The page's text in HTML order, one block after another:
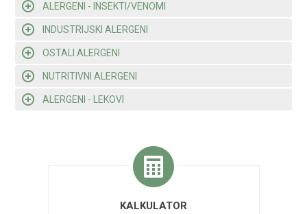
ALERGENI - INSEKTI/VENOMI
INDUSTRIJSKI ALERGENI
OSTALI ALERGENI
NUTRITIVNI ALERGENI
ALERGENI - LEKOVI
KALKULATOR